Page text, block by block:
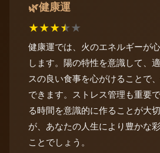
🌿健康運
★★★★★
健康運では、火のエネルギーが
します。陽の特性を意識して、
スの良い食事を心がけることで
できます。ストレス管理も重要
る時間を意識的に作ることが大
が、あなたの人生により豊かな
ことでしょう。